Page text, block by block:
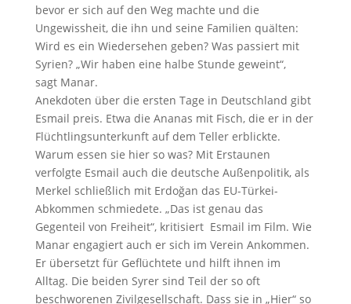
bevor er sich auf den Weg machte und die
Ungewissheit, die ihn und seine Familien quälten:
Wird es ein Wiedersehen geben? Was passiert mit
Syrien? „Wir haben eine halbe Stunde geweint“,
sagt Manar.
Anekdoten über die ersten Tage in Deutschland gibt
Esmail preis. Etwa die Ananas mit Fisch, die er in der
Flüchtlingsunterkunft auf dem Teller erblickte.
Warum essen sie hier so was? Mit Erstaunen
verfolgte Esmail auch die deutsche Außenpolitik, als
Merkel schließlich mit Erdoğan das EU-Türkei-
Abkommen schmiedete. „Das ist genau das
Gegenteil von Freiheit“, kritisiert Esmail im Film. Wie
Manar engagiert auch er sich im Verein Ankommen.
Er übersetzt für Geflüchtete und hilft ihnen im
Alltag. Die beiden Syrer sind Teil der so oft
beschworenen Zivilgesellschaft. Dass sie in „Hier“ so